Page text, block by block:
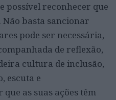
possível reconhecer que
Não basta sancionar
pode ser necessária,
de reflexão,
cultura de inclusão,
escuta e
as suas ações têm